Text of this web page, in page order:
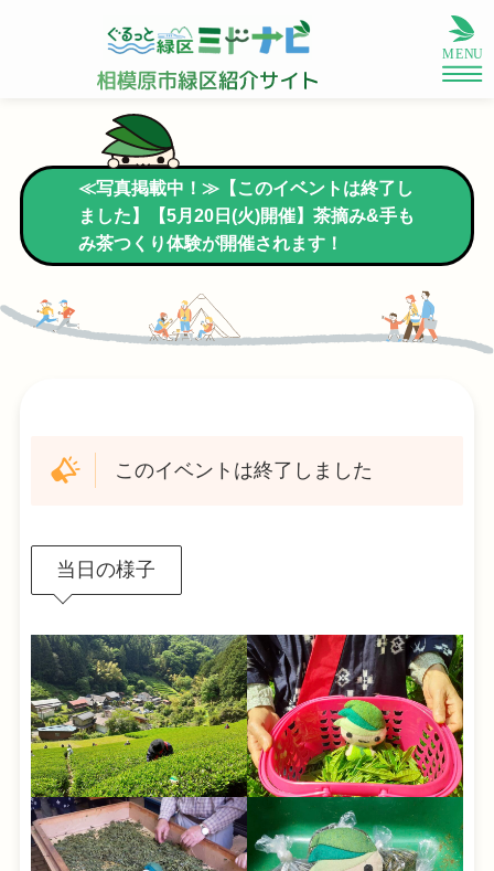
≪写真掲載中！≫【このイベントは終了し
ました】【5月20日(火)開催】茶摘み&手も
み茶つくり体験が開催されます！
このイベントは終了しました
当日の様子